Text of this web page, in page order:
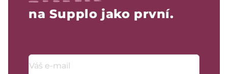
na Supplo jako první.
Emailová adresa